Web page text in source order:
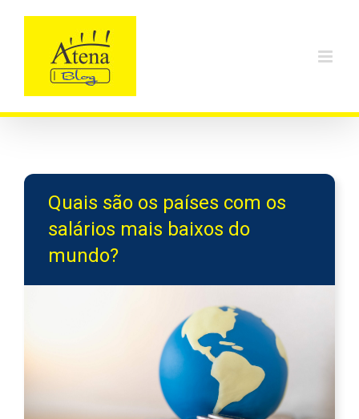
Quais são os países com os
salários mais baixos do
mundo?